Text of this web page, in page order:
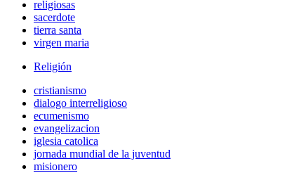
religiosas
sacerdote
tierra santa
virgen maria
Religión
cristianismo
dialogo interreligioso
ecumenismo
evangelizacion
iglesia catolica
jornada mundial de la juventud
misionero